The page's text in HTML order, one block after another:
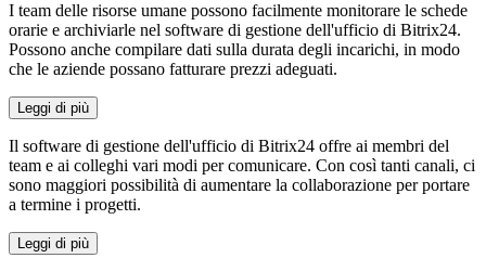
I team delle risorse umane possono facilmente monitorare le schede
orarie e archiviarle nel software di gestione dell'ufficio di Bitrix24.
Possono anche compilare dati sulla durata degli incarichi, in modo
che le aziende possano fatturare prezzi adeguati.
Leggi di più
Il software di gestione dell'ufficio di Bitrix24 offre ai membri del
team e ai colleghi vari modi per comunicare. Con così tanti canali, ci
sono maggiori possibilità di aumentare la collaborazione per portare
a termine i progetti.
Leggi di più